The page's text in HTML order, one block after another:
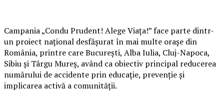
Campania „Condu Prudent! Alege Viața!” face parte dintr-
un proiect național desfășurat în mai multe orașe din
România, printre care București, Alba Iulia, Cluj-Napoca,
Sibiu și Târgu Mureș, având ca obiectiv principal reducerea
numărului de accidente prin educație, prevenție și
implicarea activă a comunității.